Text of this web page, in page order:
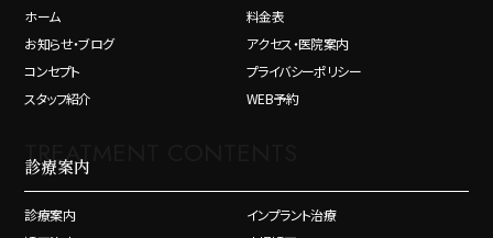
ホーム
料金表
お知らせ・ブログ
アクセス・医院案内
コンセプト
プライバシーポリシー
スタッフ紹介
WEB予約
TREATMENT CONTENTS
診療案内
診療案内
インプラント治療